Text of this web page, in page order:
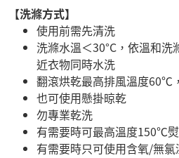
【洗滌方式】
使用前需先清洗
洗滌水溫＜30°C，依溫和
近衣物同時水洗
翻滾烘乾最高排風溫度60℃
也可使用懸掛晾乾
勿專業乾洗
有需要時可最高溫度150℃
有需要時只可使用含氧/無氯